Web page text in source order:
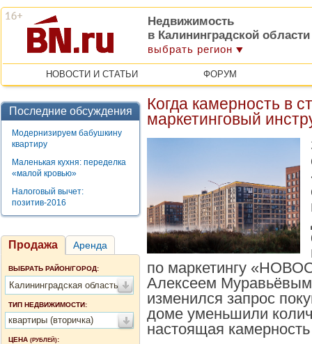
Недвижимость
в Калининградской области
выбрать регион
НОВОСТИ И СТАТЬИ ФОРУМ
Последние обсуждения
Модернизируем бабушкину
квартиру
Маленькая кухня: переделка
«малой кровью»
Налоговый вычет:
позитив-2016
Продажа Аренда
ВЫБРАТЬ РАЙОН/ГОРОД:
Калининградская область
ТИП НЕДВИЖИМОСТИ:
квартиры (вторичка)
ЦЕНА (РУБЛЕЙ):
Когда камерность в
маркетинговый
по маркетингу
Алексеем
изменился запрос
доме уменьшили
настоящая